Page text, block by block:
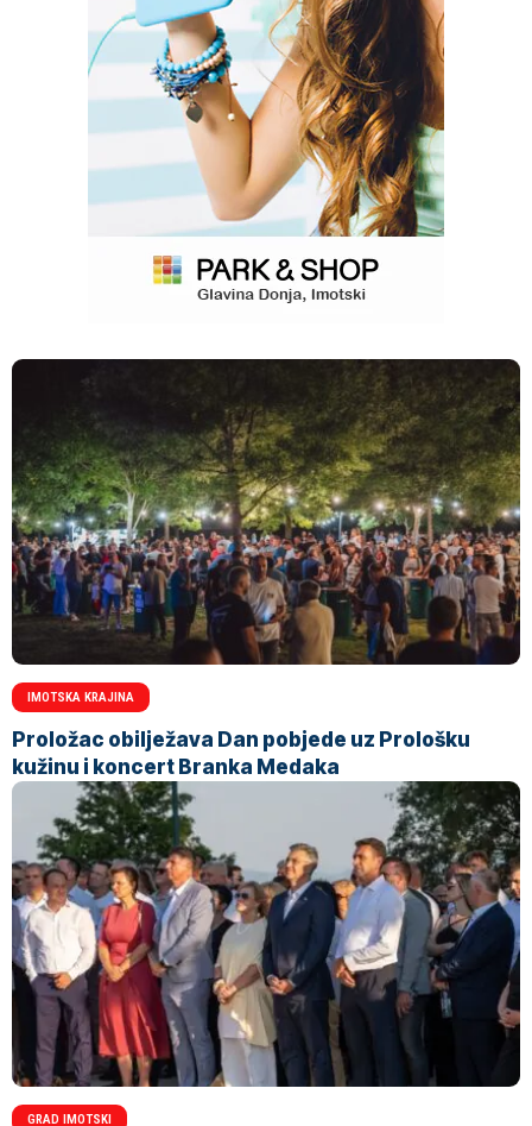
IMOTSKA KRAJINA
Proložac obilježava Dan pobjede uz Prološku
kužinu i koncert Branka Medaka
GRAD IMOTSKI